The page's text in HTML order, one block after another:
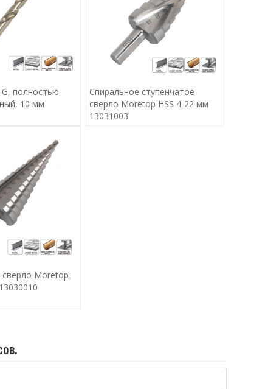
полностью
10 мм
Спиральное ступенчатое
сверло Moretop HSS 4-22 мм
13031003
сверло Moretop